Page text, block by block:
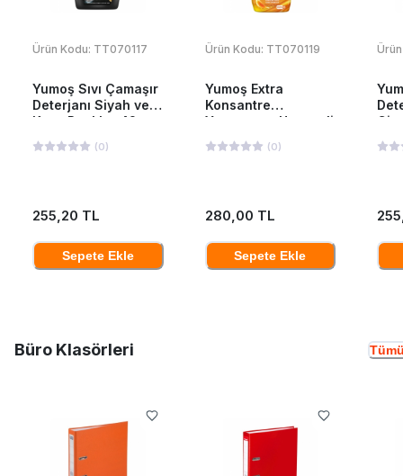
Ürün Kodu: TT070117
Yumoş Sıvı Çamaşır
Deterjanı Siyah ve
Koyu Renkler 42
(0)
255,20 TL
Sepete Ekle
Ürün Kodu: TT070119
Yumoş Extra
Konsantre
Yumuşatıcı Hanımeli
(0)
280,00 TL
Sepete Ekle
Büro Klasörleri